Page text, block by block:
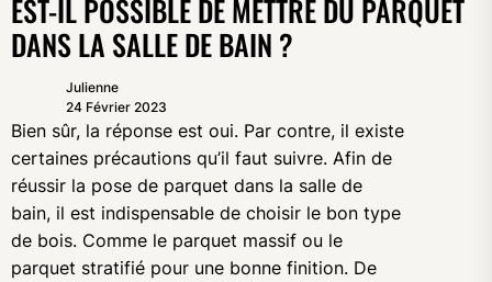
EST-IL POSSIBLE DE METTRE DU PARQUET
DANS LA SALLE DE BAIN ?
Julienne
24 Février 2023
Bien sûr, la réponse est oui. Par contre, il existe
certaines précautions qu’il faut suivre. Afin de
réussir la pose de parquet dans la salle de
bain, il est indispensable de choisir le bon type
de bois. Comme le parquet massif ou le
parquet stratifié pour une bonne finition. De